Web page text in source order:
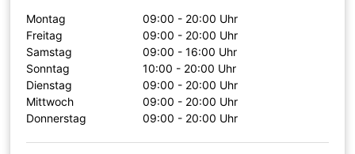
Montag
09:00 - 20:00 Uhr
Freitag
09:00 - 20:00 Uhr
Samstag
09:00 - 16:00 Uhr
Sonntag
10:00 - 20:00 Uhr
Dienstag
09:00 - 20:00 Uhr
Mittwoch
09:00 - 20:00 Uhr
Donnerstag
09:00 - 20:00 Uhr